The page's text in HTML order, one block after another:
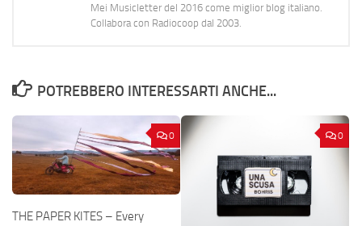
Mei Musicletter del 2016 come miglior blog italiano.
Collabora con Radiocoop dal 2003.
POTREBBERO INTERESSARTI ANCHE...
0
THE PAPER KITES – Every
0